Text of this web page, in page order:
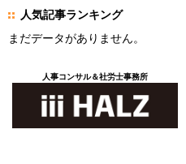
人気記事ランキング
まだデータがありません。
人事コンサル＆社労士事務所